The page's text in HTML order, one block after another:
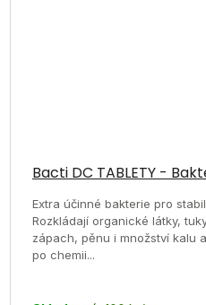
Bacti DC TABLETY -
Extra účinné bakterie pro
Rozkládají organické látky,
zápach, pěnu i množství kalu
po chemii...